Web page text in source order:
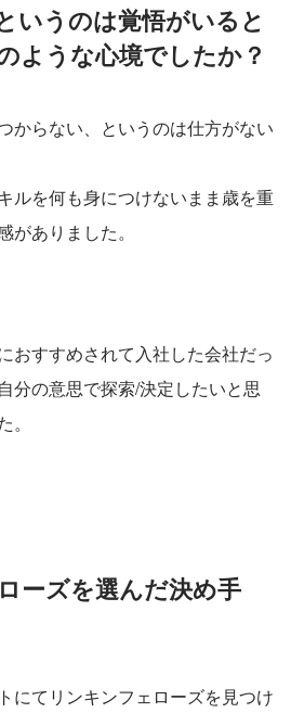
いうのは覚悟がいると
ような心境でしたか？
からない、というのは仕方がない
ルを何も身につけないまま歳を重
がありました。
おすすめされて入社した会社だっ
分の意思で探索/決定したいと思
ーズを選んだ決め手
にてリンキンフェローズを見つけ